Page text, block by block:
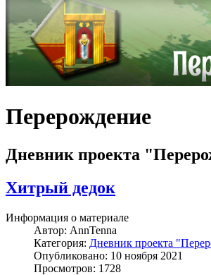
Перерождение
Дневник проекта
Хитрый дедок
Информация о материале
Автор: AnnTenna
Категория: Дневник проекта
Опубликовано: 10 ноября 2021
Просмотров: 1728